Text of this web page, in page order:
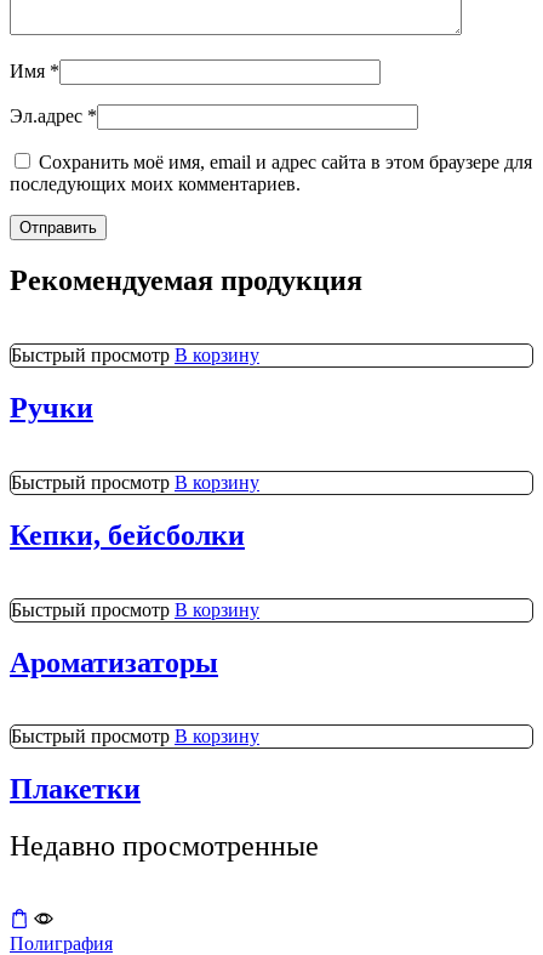
Имя *
Эл.адрес *
Сохранить моё имя, email и адрес сайта в этом браузере для
последующих моих комментариев.
Рекомендуемая продукция
Быстрый просмотр В корзину
Ручки
Быстрый просмотр В корзину
Кепки, бейсболки
Быстрый просмотр В корзину
Ароматизаторы
Быстрый просмотр В корзину
Плакетки
Недавно просмотренные
Полиграфия